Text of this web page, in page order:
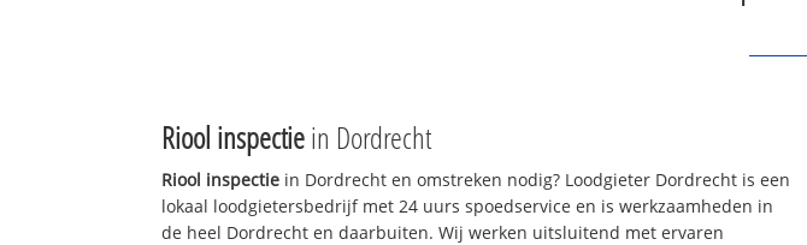
Riool inspectiein Dordrecht
Riool inspectie in Dordrecht en omstreken nodig? Loodgieter Dordrecht is een
lokaal loodgietersbedrijf met 24 uurs spoedservice en is werkzaamheden in
de heel Dordrecht en daarbuiten. Wij werken uitsluitend met ervaren